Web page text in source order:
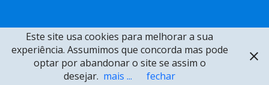
Este site usa cookies para melhorar a sua
experiência. Assumimos que concorda mas pode
optar por abandonar o site se assim o
desejar. mais ... fechar